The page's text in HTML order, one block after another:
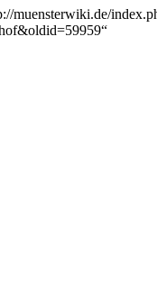
muensterwiki.de/
“